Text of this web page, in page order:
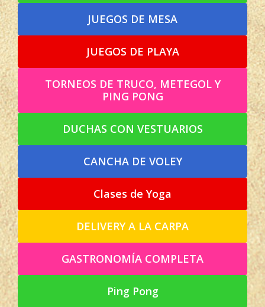
JUEGOS DE MESA
JUEGOS DE PLAYA
TORNEOS DE TRUCO, METEGOL Y
PING PONG
DUCHAS CON VESTUARIOS
CANCHA DE VOLEY
Clases de Yoga
DELIVERY A LA CARPA
GASTRONOMÍA COMPLETA
Ping Pong